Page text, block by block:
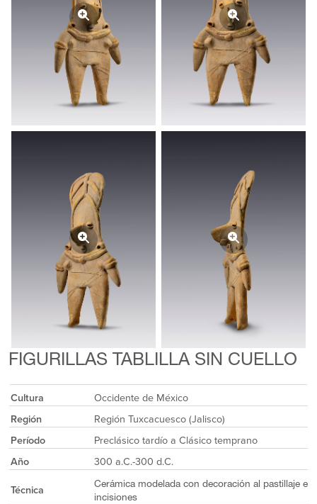
FIGURILLAS TABLILLA SIN CUELLO
Cultura
Occidente de México
Región
Región Tuxcacuesco (Jalisco)
Período
Preclásico tardío a Clásico temprano
Año
300 a.C.-300 d.C.
Técnica
Cerámica modelada con decoración al pastillaje e
incisiones